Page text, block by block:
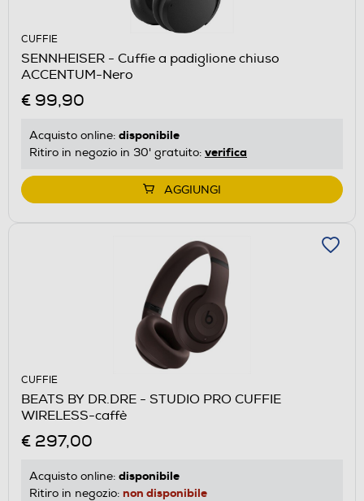
CUFFIE
SENNHEISER - Cuffie a padiglione chiuso
ACCENTUM-Nero
€ 99,90
Acquisto online: disponibile
Ritiro in negozio in 30' gratuito: verifica
AGGIUNGI
CUFFIE
BEATS BY DR.DRE - STUDIO PRO CUFFIE
WIRELESS-caffè
€ 297,00
Acquisto online: disponibile
Ritiro in negozio: non disponibile